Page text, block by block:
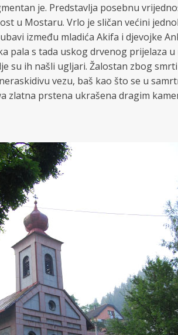
je. Predstavlja posebnu
u Mostaru. Vrlo je sličan većini
između mladića Akifa i djevojke
pala s tada uskog drvenog
su ih našli ugljari. Žalostan zbog
vezu, baš kao što se u
zlatna prstena ukrašena dragim